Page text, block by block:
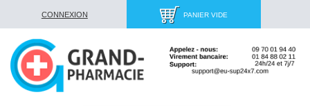
CONNEXION PANIER VIDE